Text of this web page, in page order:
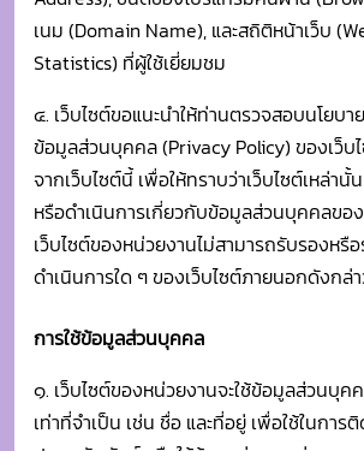
หรือดำเนินการเกี่ยวกับข้อมูลส่วนบุคคลของ
เว็บไซต์ของหน่วยงานไม่สามารถรับรองหรื
ดำเนินการใด ๆ ของเว็บไซต์ภายนอกดังกล่าว
การใช้ข้อมูลส่วนบุคคล
๑. เว็บไซต์ของหน่วยงานจะใช้ข้อมูลส่วนบุ
เท่าที่จำเป็น เช่น ชื่อ และที่อยู่ เพื่อใช้ในการ
ประชาสัมพันธ์ หรือให้ข้อมูลข่าวสารต่าง ๆ
คิดเห็นของท่านในกิจกรรมของเว็บไซต์เท่า
๒. เว็บไซต์ของหน่วยงานขอรับรองว่าจะไม่น
ของท่านที่ได้เก็บรวบรวมไว้ ไปขายหรือเผย
ภายนอกโดยเด็ดขาด เว้นแต่จะได้รับอนุญาต